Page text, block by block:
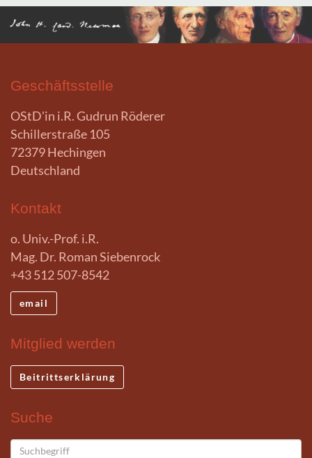
Geschäftsstelle
OStD'in i.R. Gudrun Röderer
Schillerstraße 105
72379 Hechingen
Deutschland
Kontakt
o. Univ.-Prof. i.R.
Mag. Dr. Roman Siebenrock
+43 512 507-8542
email
Mitglied werden
Beitrittserklärung
Suche